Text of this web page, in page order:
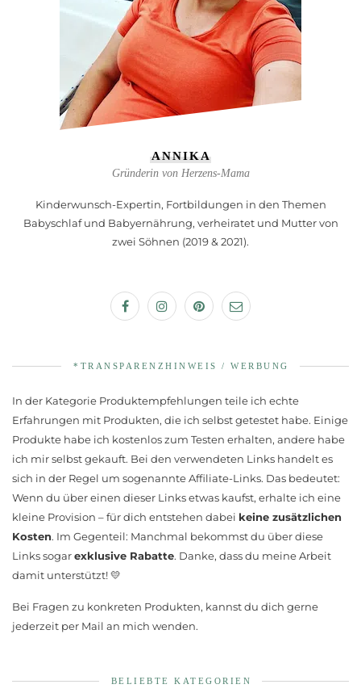
ANNIKA
Gründerin von Herzens-Mama
Kinderwunsch-Expertin, Fortbildungen in den Themen
Babyschlaf und Babyernährung, verheiratet und Mutter von
zwei Söhnen (2019 & 2021).
*TRANSPARENZHINWEIS / WERBUNG
In der Kategorie Produktempfehlungen teile ich echte
Erfahrungen mit Produkten, die ich selbst getestet habe. Einige
Produkte habe ich kostenlos zum Testen erhalten, andere habe
ich mir selbst gekauft. Bei den verwendeten Links handelt es
sich in der Regel um sogenannte Affiliate-Links. Das bedeutet:
Wenn du über einen dieser Links etwas kaufst, erhalte ich eine
kleine Provision – für dich entstehen dabei keine zusätzlichen
Kosten. Im Gegenteil: Manchmal bekommst du über diese
Links sogarexklusive Rabatte. Danke, dass du meine Arbeit
damit unterstützt! 💛
Bei Fragen zu konkreten Produkten, kannst du dich gerne
jederzeit per Mail an mich wenden.
BELIEBTE KATEGORIEN